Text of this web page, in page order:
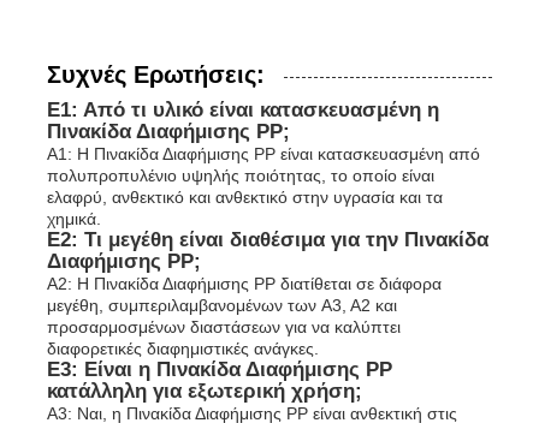
Συχνές Ερωτήσεις:
Ε1: Από τι υλικό είναι κατασκευασμένη η
Πινακίδα Διαφήμισης PP;
Α1: Η Πινακίδα Διαφήμισης PP είναι κατασκευασμένη από
πολυπροπυλένιο υψηλής ποιότητας, το οποίο είναι
ελαφρύ, ανθεκτικό και ανθεκτικό στην υγρασία και τα
χημικά.
Ε2: Τι μεγέθη είναι διαθέσιμα για την Πινακίδα
Διαφήμισης PP;
Α2: Η Πινακίδα Διαφήμισης PP διατίθεται σε διάφορα
μεγέθη, συμπεριλαμβανομένων των A3, A2 και
προσαρμοσμένων διαστάσεων για να καλύπτει
διαφορετικές διαφημιστικές ανάγκες.
Ε3: Είναι η Πινακίδα Διαφήμισης PP
κατάλληλη για εξωτερική χρήση;
Α3: Ναι, η Πινακίδα Διαφήμισης PP είναι ανθεκτική στις